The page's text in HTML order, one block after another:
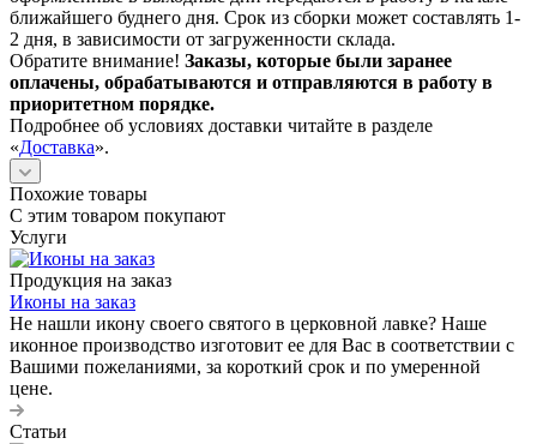
ближайшего буднего дня. Срок из сборки может составлять 1-
2 дня, в зависимости от загруженности склада.
Обратите внимание! Заказы, которые были заранее
оплачены, обрабатываются и отправляются в работу в
приоритетном порядке.
Подробнее об условиях доставки читайте в разделе
«Доставка».
Похожие товары
С этим товаром покупают
Услуги
Продукция на заказ
Иконы на заказ
Не нашли икону своего святого в церковной лавке? Наше
иконное производство изготовит ее для Вас в соответствии с
Вашими пожеланиями, за короткий срок и по умеренной
цене.
Статьи